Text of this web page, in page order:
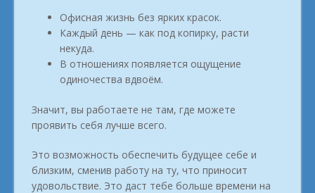
Офисная жизнь без ярких красок.
Каждый день — как под копирку, расти
некуда.
В отношениях появляется ощущение
одиночества вдвоём.
Значит, вы работаете не там, где можете
проявить себя лучше всего.
Это возможность обеспечить будущее себе и
близким, сменив работу на ту, что приносит
удовольствие. Это даст тебе больше времени на